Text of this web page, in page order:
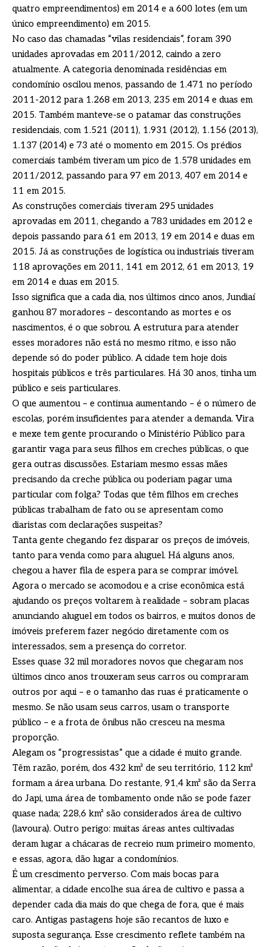
quatro empreendimentos) em 2014 e a 600 lotes (em um
único empreendimento) em 2015.
No caso das chamadas “vilas residenciais”, foram 390
unidades aprovadas em 2011/2012, caindo a zero
atualmente. A categoria denominada residências em
condomínio oscilou menos, passando de 1.471 no período
2011-2012 para 1.268 em 2013, 235 em 2014 e duas em
2015. Também manteve-se o patamar das construções
residenciais, com 1.521 (2011), 1.931 (2012), 1.156 (2013),
1.137 (2014) e 73 até o momento em 2015. Os prédios
comerciais também tiveram um pico de 1.578 unidades em
2011/2012, passando para 97 em 2013, 407 em 2014 e
11 em 2015.
As construções comerciais tiveram 295 unidades
aprovadas em 2011, chegando a 783 unidades em 2012 e
depois passando para 61 em 2013, 19 em 2014 e duas em
2015. Já as construções de logística ou industriais tiveram
118 aprovações em 2011, 141 em 2012, 61 em 2013, 19
em 2014 e duas em 2015.
Isso significa que a cada dia, nos últimos cinco anos, Jundiaí
ganhou 87 moradores – descontando as mortes e os
nascimentos, é o que sobrou. A estrutura para atender
esses moradores não está no mesmo ritmo, e isso não
depende só do poder público. A cidade tem hoje dois
hospitais públicos e três particulares. Há 30 anos, tinha um
público e seis particulares.
O que aumentou – e continua aumentando – é o número de
escolas, porém insuficientes para atender a demanda. Vira
e mexe tem gente procurando o Ministério Público para
garantir vaga para seus filhos em creches públicas, o que
gera outras discussões. Estariam mesmo essas mães
precisando da creche pública ou poderiam pagar uma
particular com folga? Todas que têm filhos em creches
públicas trabalham de fato ou se apresentam como
diaristas com declarações suspeitas?
Tanta gente chegando fez disparar os preços de imóveis,
tanto para venda como para aluguel. Há alguns anos,
chegou a haver fila de espera para se comprar imóvel.
Agora o mercado se acomodou e a crise econômica está
ajudando os preços voltarem à realidade – sobram placas
anunciando aluguel em todos os bairros, e muitos donos de
imóveis preferem fazer negócio diretamente com os
interessados, sem a presença do corretor.
Esses quase 32 mil moradores novos que chegaram nos
últimos cinco anos trouxeram seus carros ou compraram
outros por aqui – e o tamanho das ruas é praticamente o
mesmo. Se não usam seus carros, usam o transporte
público – e a frota de ônibus não cresceu na mesma
proporção.
Alegam os “progressistas” que a cidade é muito grande.
Têm razão, porém, dos 432 km² de seu território, 112 km²
formam a área urbana. Do restante, 91,4 km² são da Serra
do Japi, uma área de tombamento onde não se pode fazer
quase nada; 228,6 km² são considerados área de cultivo
(lavoura). Outro perigo: muitas áreas antes cultivadas
deram lugar a chácaras de recreio num primeiro momento,
e essas, agora, dão lugar a condomínios.
É um crescimento perverso. Com mais bocas para
alimentar, a cidade encolhe sua área de cultivo e passa a
depender cada dia mais do que chega de fora, que é mais
caro. Antigas pastagens hoje são recantos de luxo e
suposta segurança. Esse crescimento reflete também na